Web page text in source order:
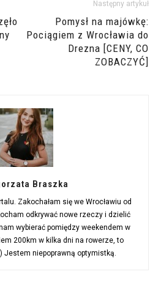
Następny artykuł
Pomysł na majówkę:
Pociągiem z Wrocławia do
Drezna [CENY, CO
ZOBACZYĆ]
Braszka
Zakochałam się we Wrocławiu od
odkrywać nowe rzeczy i dzielić
wybierać pomiędzy weekendem w
200km w kilka dni na rowerze, to
Jestem niepoprawną optymistką.